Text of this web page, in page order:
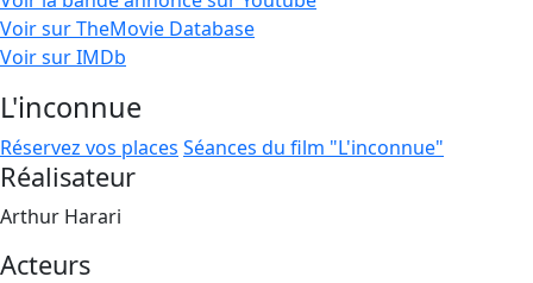
Voir sur TheMovie Database
Voir sur IMDb
L'inconnue
Réservez vos places Séances du film "L'inconnue"
Réalisateur
Arthur Harari
Acteurs